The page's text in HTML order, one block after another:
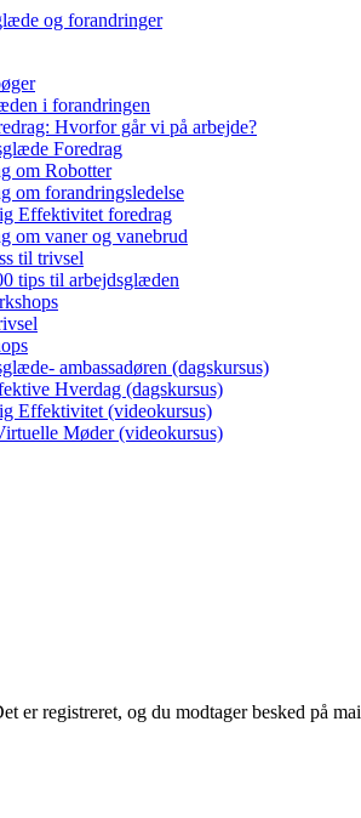
i forandringen
Hvorfor går vi på arbejde?
Foredrag
om Robotter
om forandringsledelse
Effektivitet foredrag
om vaner og vanebrud
til trivsel
tips til arbejdsglæden
ambassadøren (dagskursus)
Hverdag (dagskursus)
Effektivitet (videokursus)
Møder (videokursus)
er registreret, og du modtager besked på